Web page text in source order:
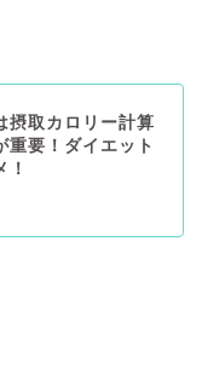
摂取カロリー計算
重要！ダイエット
！